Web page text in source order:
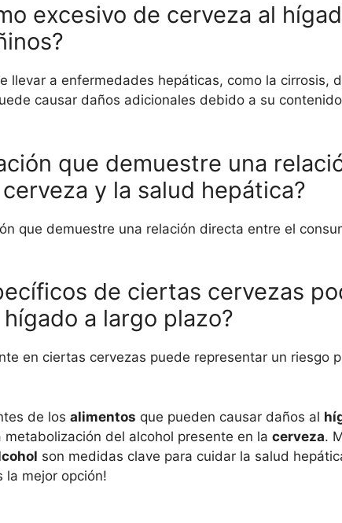
excesivo de cerveza al
llevar a enfermedades hepáticas, como la cirrosis,
causar daños adicionales debido a su
que demuestre una
y la salud hepática?
que demuestre una relación directa entre el
de ciertas cervezas
a largo plazo?
en ciertas cervezas puede representar un riesgo
de los alimentos que pueden causar daños al
del alcohol presente en la cerveza.
son medidas clave para cuidar la salud
la mejor opción!